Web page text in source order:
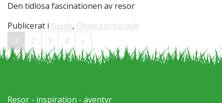
Den tidlösa fascinationen av resor
Publicerat i Guide, Okategoriserade
Inläggsnavigering
1 2 3 4 »
Resor - inspiration - äventyr